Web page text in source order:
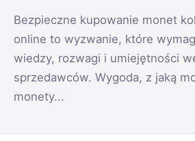
Bezpieczne kupowanie monet
online to wyzwanie, które
wiedzy, rozwagi i umiejętności
sprzedawców. Wygoda, z jaką
monety...